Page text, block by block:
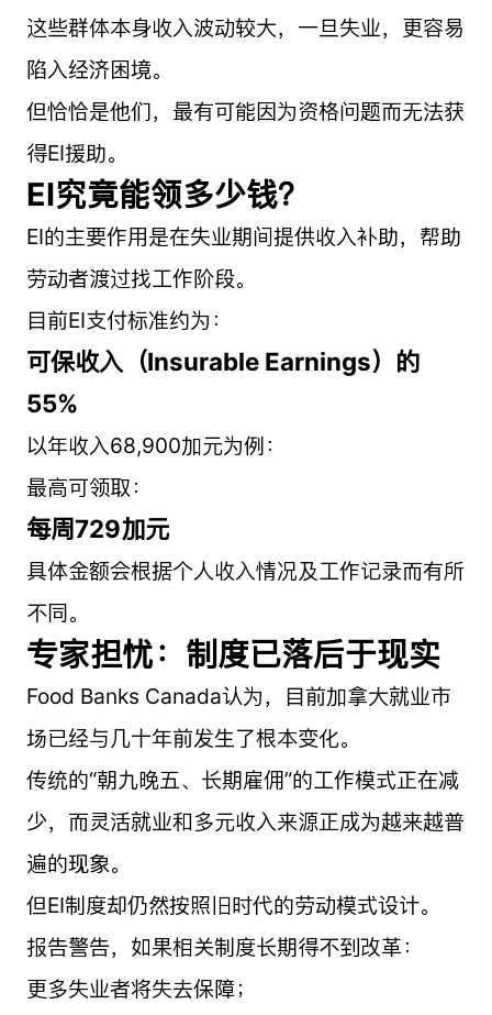
这些群体本身收入波动较大，一旦失业，更容易
陷入经济困境。
但恰恰是他们，最有可能因为资格问题而无法获
得EI援助。
EI究竟能领多少钱？
EI的主要作用是在失业期间提供收入补助，帮助
劳动者渡过找工作阶段。
目前EI支付标准约为：
可保收入（Insurable Earnings）的
55%
以年收入68,900加元为例：
最高可领取：
每周729加元
具体金额会根据个人收入情况及工作记录而有所
不同。
专家担忧：制度已落后于现实
Food Banks Canada认为，目前加拿大就业市
场已经与几十年前发生了根本变化。
传统的“朝九晚五、长期雇佣”的工作模式正在减
少，而灵活就业和多元收入来源正成为越来越普
遍的现象。
但EI制度却仍然按照旧时代的劳动模式设计。
报告警告，如果相关制度长期得不到改革：
更多失业者将失去保障；